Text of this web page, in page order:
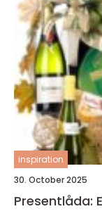
inspiration
30. October 2025
Presentlåda: